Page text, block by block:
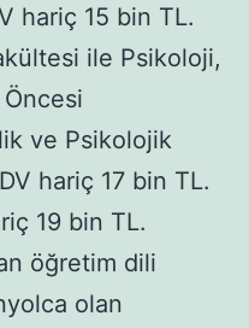
hariç 15 bin TL.
ile Psikoloji,
Öncesi
ve Psikolojik
hariç 17 bin TL.
19 bin TL.
öğretim dili
olan